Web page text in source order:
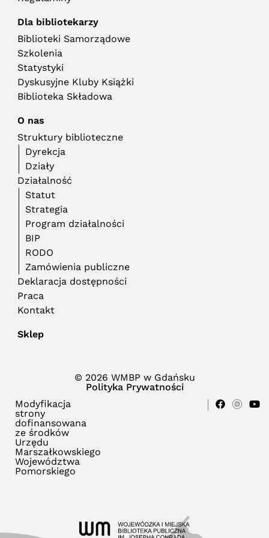
Dla bibliotekarzy
Biblioteki Samorządowe
Szkolenia
Statystyki
Dyskusyjne Kluby Książki
Biblioteka Składowa
O nas
Struktury biblioteczne
Dyrekcja
Działy
Działalność
Statut
Strategia
Program działalności
BIP
RODO
Zamówienia publiczne
Deklaracja dostępności
Praca
Kontakt
Sklep
© 2026 WMBP w Gdańsku
Polityka Prywatności
Modyfikacja
strony
dofinansowana
ze środków
Urzędu
Marszałkowskiego
Województwa
Pomorskiego